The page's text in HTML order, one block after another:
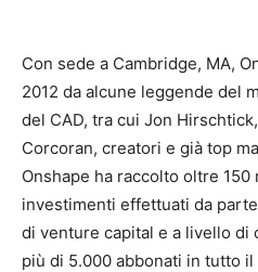
Con sede a Cambridge, MA,
2012 da alcune leggende del
del CAD, tra cui Jon
Corcoran, creatori e già top
Onshape ha raccolto oltre
investimenti effettuati da
di venture capital e a livello di
più di 5.000 abbonati in tutto il